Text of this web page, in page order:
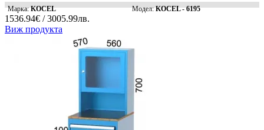
Марка:KOCEL Модел:KOCEL - 6195
1536.94€ / 3005.99лв.
Виж продукта